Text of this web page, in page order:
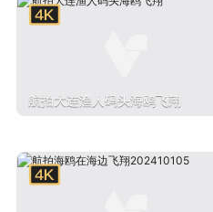
航拍大连渔人码头海鸥飞翔